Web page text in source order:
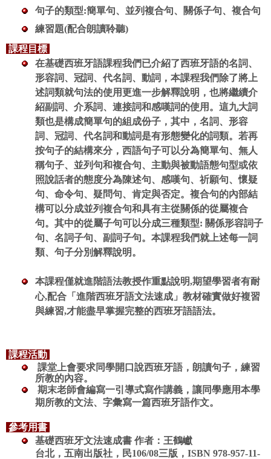
句子的類型:簡單句、並列複合句、關係子句、複合句
練習題(配合朗讀聆聽)
課程目標
在基礎西班牙語課程我們已介紹了西班牙語的名詞、
形容詞、冠詞、代名詞、動詞，本課程我們除了將上
述詞類就句法的使用更進一步解釋說明，也將繼續介
紹副詞、介系詞、連接詞和感嘆詞的使用。這九大詞
類也是構成簡單句的組成份子，其中，名詞、形容
詞、冠詞、代名詞和動詞是有形態變化的詞類。若再
按句子的結構來分，西語句子可以分為簡單句、無人
稱句子、並列句和複合句、主動與被動語態句型或依
照說話者的態度分為陳述句、感嘆句、祈願句、懷疑
句、命令句、疑問句、肯定與否定。複合句的內部結
構可以分成並列複合句和具有主從關係的從屬複合
句。其中的從屬子句可以分成三種類型: 關係形容詞子
句、名詞子句、副詞子句。本課程我們就上述每一詞
類、句子分別解釋說明。
本課程僅就進階語法教授作重點說明,期望學習者有耐
心,配合「進階西班牙語文法速成」教材確實做好複習
與練習,才能盡早掌握完整的西班牙語語法。
課程活動
課堂上會要求同學開口說西班牙語，朗讀句子，練習
所教的內容。
期末老師會編寫一引導式寫作講義，讓同學應用本學
期所教的文法、字彙寫一篇西班牙語作文。
參考用書
基礎西班牙文法速成書 作者： 王鶴巘
台北，五南出版社，民106/08三版，ISBN 978-957-11-